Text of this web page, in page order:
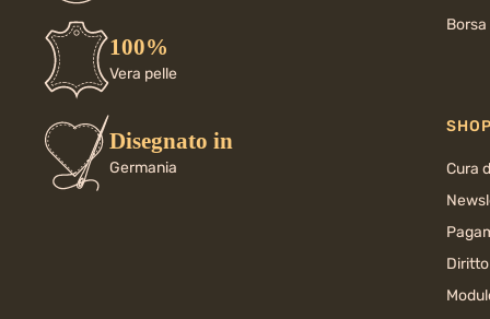
100%
Vera pelle
Disegnato in
Germania
Cura